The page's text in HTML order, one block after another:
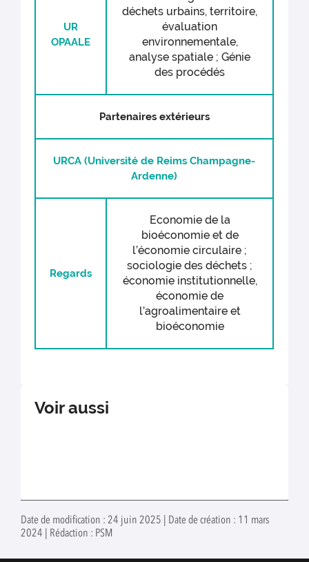
UR
OPAALE
déchets urbains, territoire,
évaluation
environnementale,
analyse spatiale ; Génie
des procédés
Partenaires extérieurs
URCA (Université de Reims Champagne-
Ardenne)
Regards
Economie de la
bioéconomie et de
l’économie circulaire ;
sociologie des déchets ;
économie institutionnelle,
économie de
l’agroalimentaire et
bioéconomie
Voir aussi
Date de modification : 24 juin 2025 | Date de création : 11 mars
2024 | Rédaction : PSM